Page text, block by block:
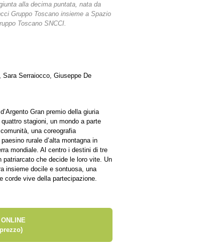
alla decima puntata, nata da
Gruppo Toscano insieme a Spazio
Toscano SNCCI.
Serraiocco, Giuseppe De
Gran premio della giuria
stagioni, un mondo a parte
una coreografia
rurale d’alta montagna in
mondiale. Al centro i destini di tre
patriarcato che decide le loro vite. Un
insieme docile e sontuosa, una
corde vive della partecipazione.